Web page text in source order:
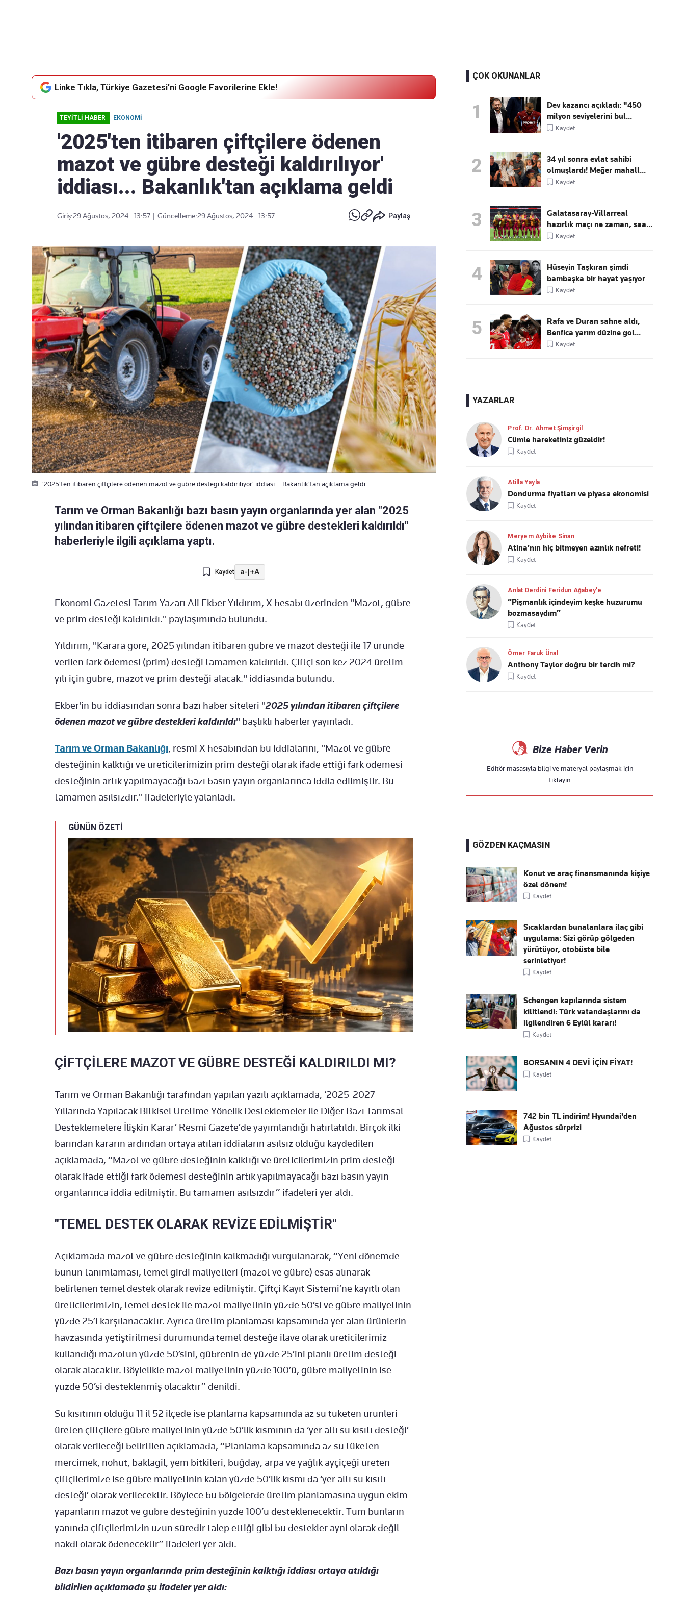
Linke Tıkla, Türkiye Gazetesi'ni Google Favorilerine Ekle!
TEYİTLİ HABER EKONOMI
'2025'ten itibaren çiftçilere ödenen
mazot ve gübre desteği kaldırılıyor'
iddiası... Bakanlık'tan açıklama geldi
Giriş:29 Ağustos, 2024 - 13:57 Güncelleme:29 Ağustos, 2024 - 13:57 Paylaş
'2025'ten itibaren çiftçilere ödenen mazot ve gübre destegi kaldiriliyor' iddiasi... Bakanlik'tan açiklama geldi
Tarım ve Orman Bakanlığı bazı basın yayın organlarında yer alan "2025
yılından itibaren çiftçilere ödenen mazot ve gübre destekleri kaldırıldı"
haberleriyle ilgili açıklama yaptı.
Kaydet a-|+A
Ekonomi Gazetesi Tarım Yazarı Ali Ekber Yıldırım, X hesabı üzerinden "Mazot, gübre
ve prim desteği kaldırıldı." paylaşımında bulundu.
Yıldırım, "Karara göre, 2025 yılından itibaren gübre ve mazot desteği ile 17 üründe
verilen fark ödemesi (prim) desteği tamamen kaldırıldı. Çiftçi son kez 2024 üretim
yılı için gübre, mazot ve prim desteği alacak." iddiasında bulundu.
Ekber'in bu iddiasından sonra bazı haber siteleri "2025 yılından itibaren çiftçilere
ödenen mazot ve gübre destekleri kaldırıldı" başlıklı haberler yayınladı.
Tarım ve Orman Bakanlığı, resmi X hesabından bu iddialarını, "Mazot ve gübre
desteğinin kalktığı ve üreticilerimizin prim desteği olarak ifade ettiği fark ödemesi
desteğinin artık yapılmayacağı bazı basın yayın organlarınca iddia edilmiştir. Bu
tamamen asılsızdır." ifadeleriyle yalanladı.
GÜNÜN ÖZETİ
ÇİFTÇİLERE MAZOT VE GÜBRE DESTEĞİ KALDIRILDI MI?
Tarım ve Orman Bakanlığı tarafından yapılan yazılı açıklamada, ‘2025-2027
Yıllarında Yapılacak Bitkisel Üretime Yönelik Desteklemeler ile Diğer Bazı Tarımsal
Desteklemelere İlişkin Karar’ Resmi Gazete’de yayımlandığı hatırlatıldı. Birçok ilki
barından kararın ardından ortaya atılan iddiaların asılsız olduğu kaydedilen
açıklamada, “Mazot ve gübre desteğinin kalktığı ve üreticilerimizin prim desteği
olarak ifade ettiği fark ödemesi desteğinin artık yapılmayacağı bazı basın yayın
organlarınca iddia edilmiştir. Bu tamamen asılsızdır” ifadeleri yer aldı.
"TEMEL DESTEK OLARAK REVİZE EDİLMİŞTİR"
Açıklamada mazot ve gübre desteğinin kalkmadığı vurgulanarak, “Yeni dönemde
bunun tanımlaması, temel girdi maliyetleri (mazot ve gübre) esas alınarak
belirlenen temel destek olarak revize edilmiştir. Çiftçi Kayıt Sistemi’ne kayıtlı olan
üreticilerimizin, temel destek ile mazot maliyetinin yüzde 50’si ve gübre maliyetinin
yüzde 25’i karşılanacaktır. Ayrıca üretim planlaması kapsamında yer alan ürünlerin
havzasında yetiştirilmesi durumunda temel desteğe ilave olarak üreticilerimiz
kullandığı mazotun yüzde 50’sini, gübrenin de yüzde 25’ini planlı üretim desteği
olarak alacaktır. Böylelikle mazot maliyetinin yüzde 100’ü, gübre maliyetinin ise
yüzde 50’si desteklenmiş olacaktır” denildi.
Su kısıtının olduğu 11 il 52 ilçede ise planlama kapsamında az su tüketen ürünleri
üreten çiftçilere gübre maliyetinin yüzde 50’lik kısmının da ‘yer altı su kısıtı desteği’
olarak verileceği belirtilen açıklamada, “Planlama kapsamında az su tüketen
mercimek, nohut, baklagil, yem bitkileri, buğday, arpa ve yağlık ayçiçeği üreten
çiftçilerimize ise gübre maliyetinin kalan yüzde 50’lik kısmı da ‘yer altı su kısıtı
desteği’ olarak verilecektir. Böylece bu bölgelerde üretim planlamasına uygun ekim
yapanların mazot ve gübre desteğinin yüzde 100’ü desteklenecektir. Tüm bunların
yanında çiftçilerimizin uzun süredir talep ettiği gibi bu destekler ayni olarak değil
nakdi olarak ödenecektir” ifadeleri yer aldı.
Bazı basın yayın organlarında prim desteğinin kalktığı iddiası ortaya atıldığı
bildirilen açıklamada şu ifadeler yer aldı:
ÇOK OKUNANLAR
1
Dev kazancı açıkladı: "450
milyon seviyelerini bul...
Kaydet
2
34 yıl sonra evlat sahibi
olmuşlardı! Meğer mahall...
Kaydet
3
Galatasaray-Villarreal
hazırlık maçı ne zaman, saa...
Kaydet
4
Hüseyin Taşkıran şimdi
bambaşka bir hayat yaşıyor
Kaydet
5
Rafa ve Duran sahne aldı,
Benfica yarım düzine gol...
Kaydet
YAZARLAR
Prof. Dr. Ahmet Şimşirgil
Cümle hareketiniz güzeldir!
Kaydet
Atilla Yayla
Dondurma fiyatları ve piyasa ekonomisi
Kaydet
Meryem Aybike Sinan
Atina’nın hiç bitmeyen azınlık nefreti!
Kaydet
Anlat Derdini Feridun Ağabey'e
“Pişmanlık içindeyim keşke huzurumu
bozmasaydım”
Kaydet
Ömer Faruk Ünal
Anthony Taylor doğru bir tercih mi?
Kaydet
Bize Haber Verin
Editör masasıyla bilgi ve materyal paylaşmak için
tıklayın
GÖZDEN KAÇMASIN
Konut ve araç finansmanında kişiye
özel dönem!
Kaydet
Sıcaklardan bunalanlara ilaç gibi
uygulama: Sizi görüp gölgeden
yürütüyor, otobüste bile
serinletiyor!
Kaydet
Schengen kapılarında sistem
kilitlendi: Türk vatandaşlarını da
ilgilendiren 6 Eylül kararı!
Kaydet
BORSANIN 4 DEVİ İÇİN FİYAT!
Kaydet
742 bin TL indirim! Hyundai'den
Ağustos sürprizi
Kaydet